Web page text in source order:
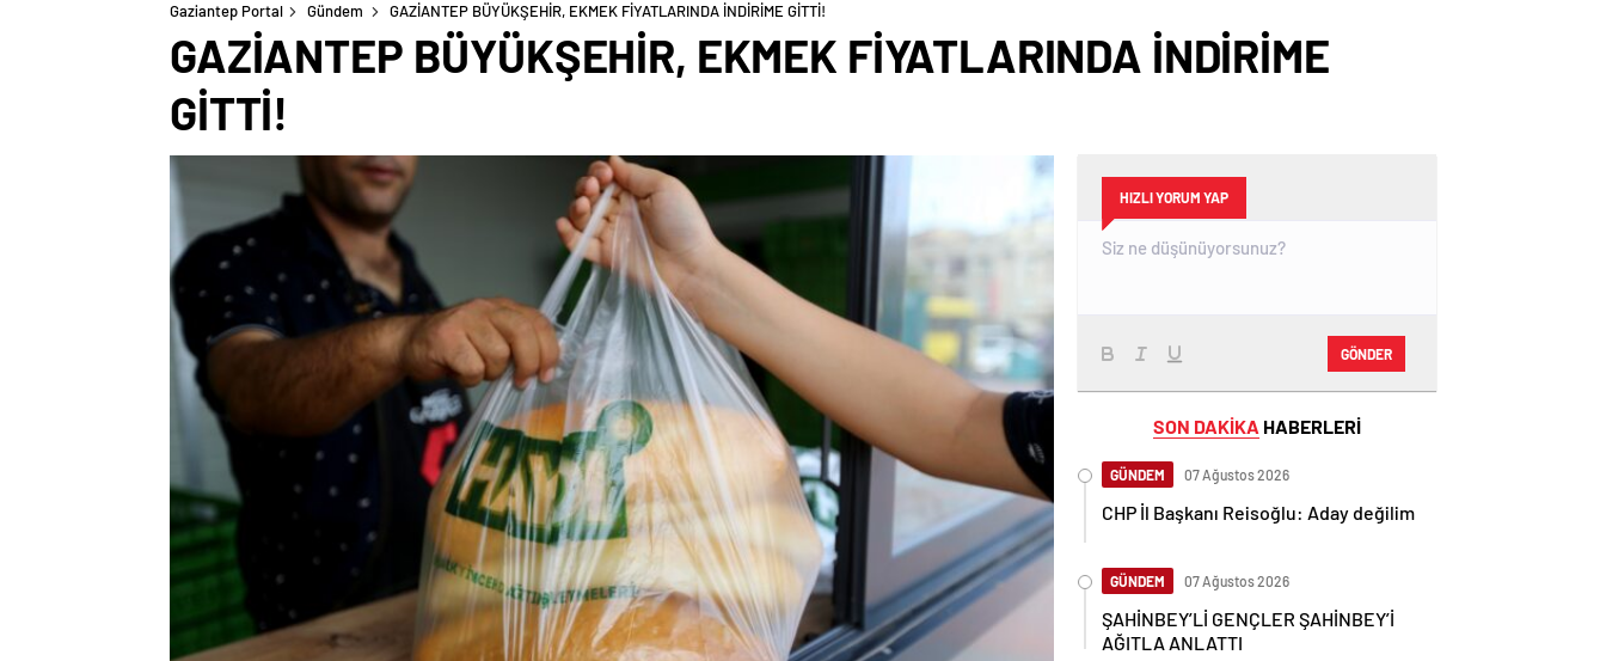
Gaziantep Portal Gündem GAZİANTEP BÜYÜKŞEHİR, EKMEK FİYATLARINDA İNDİRİME GİTTİ!
GAZİANTEP BÜYÜKŞEHİR, EKMEK FİYATLARINDA İNDİRİME
GİTTİ!
HIZLI YORUM YAP
GÖNDER
SON DAKİKA HABERLERİ
GÜNDEM 07 Ağustos 2026
CHP İl Başkanı Reisoğlu: Aday değilim
GÜNDEM 07 Ağustos 2026
ŞAHİNBEY’Lİ GENÇLER ŞAHİNBEY’İ
AĞITLA ANLATTI